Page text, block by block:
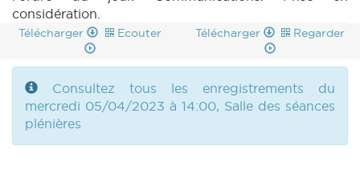
MOTION 1260 n1 (2022-2023) (PDF)
MOTION 1260 n2 (2022-2023) (PDF)
|
MOTION 1261 n1 (2022-2023) (PDF)
MOTION 1262 n1 (2022-2023) (PDF)
|
MOTION 1263 n1 (2022-2023) (PDF)
|
MOTION 1264 n1 (2022-2023) (PDF)
MOTION 1264 n2 (2022-2023) (PDF)
MOTION 1265 n1 (2022-2023) (PDF)
considération.
Télécharger Ecouter Télécharger Regarder
Consultez tous les enregistrements du
mercredi 05/04/2023 à 14:00, Salle des séances
plénières